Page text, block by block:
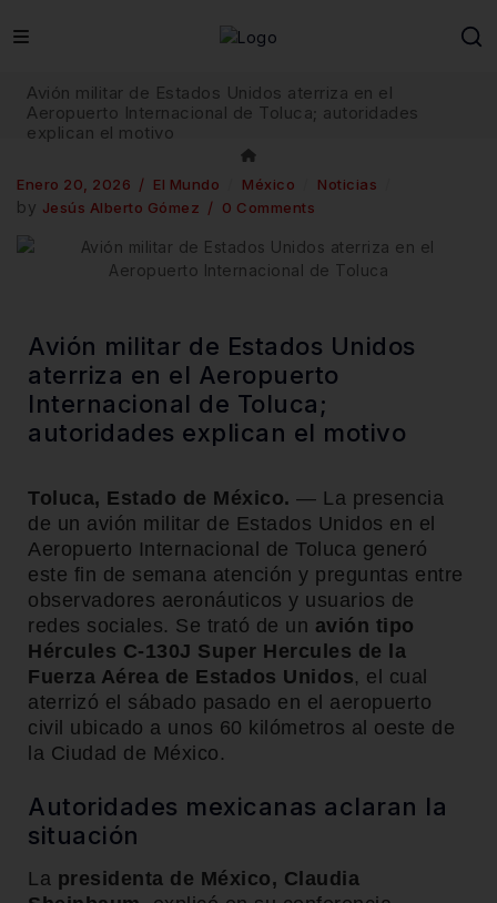
Avión militar de Estados Unidos aterriza en el
Aeropuerto Internacional de Toluca; autoridades
explican el motivo
Enero 20, 2026 El Mundo México Noticias
by Jesús Alberto Gómez 0 Comments
Avión militar de Estados Unidos
aterriza en el Aeropuerto
Internacional de Toluca;
autoridades explican el motivo
Toluca, Estado de México. — La presencia
de un avión militar de Estados Unidos en el
Aeropuerto Internacional de Toluca generó
este fin de semana atención y preguntas entre
observadores aeronáuticos y usuarios de
redes sociales. Se trató de un avión tipo
Hércules C-130J Super Hercules de la
Fuerza Aérea de Estados Unidos, el cual
aterrizó el sábado pasado en el aeropuerto
civil ubicado a unos 60 kilómetros al oeste de
la Ciudad de México.
Autoridades mexicanas aclaran la
situación
La presidenta de México, Claudia